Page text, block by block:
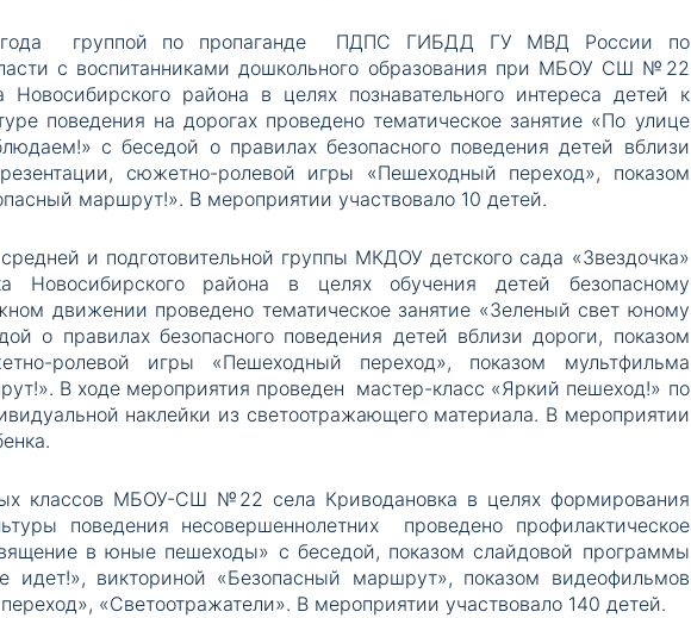
года группой по пропаганде ПДПС ГИБДД ГУ МВД России по
с воспитанниками дошкольного образования при МБОУ СШ №22
Новосибирского района в целях познавательного интереса детей к
поведения на дорогах проведено тематическое занятие «По улице
с беседой о правилах безопасного поведения детей вблизи
сюжетно-ролевой игры «Пешеходный переход», показом
маршрут!». В мероприятии участвовало 10 детей.
и подготовительной группы МКДОУ детского сада «Звездочка»
Новосибирского района в целях обучения детей безопасному
движении проведено тематическое занятие «Зеленый свет юному
о правилах безопасного поведения детей вблизи дороги, показом
ролевой игры «Пешеходный переход», показом мультфильма
В ходе мероприятия проведен мастер-класс «Яркий пешеход!» по
наклейки из светоотражающего материала. В мероприятии
классов МБОУ-СШ №22 села Криводановка в целях формирования
поведения несовершеннолетних проведено профилактическое
в юные пешеходы» с беседой, показом слайдовой программы
идет!», викториной «Безопасный маршрут», показом видеофильмов
«Светоотражатели». В мероприятии участвовало 140 детей.